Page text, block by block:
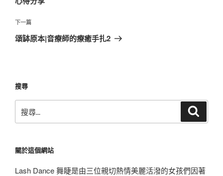
覽
章
下
一
下一篇
頌缽原本|音療師的療癒手扎2
搜尋
尋
字:
關於這個網站
Lash Dance 舞睫是由三位親切熱情美麗活潑的女孩們因著